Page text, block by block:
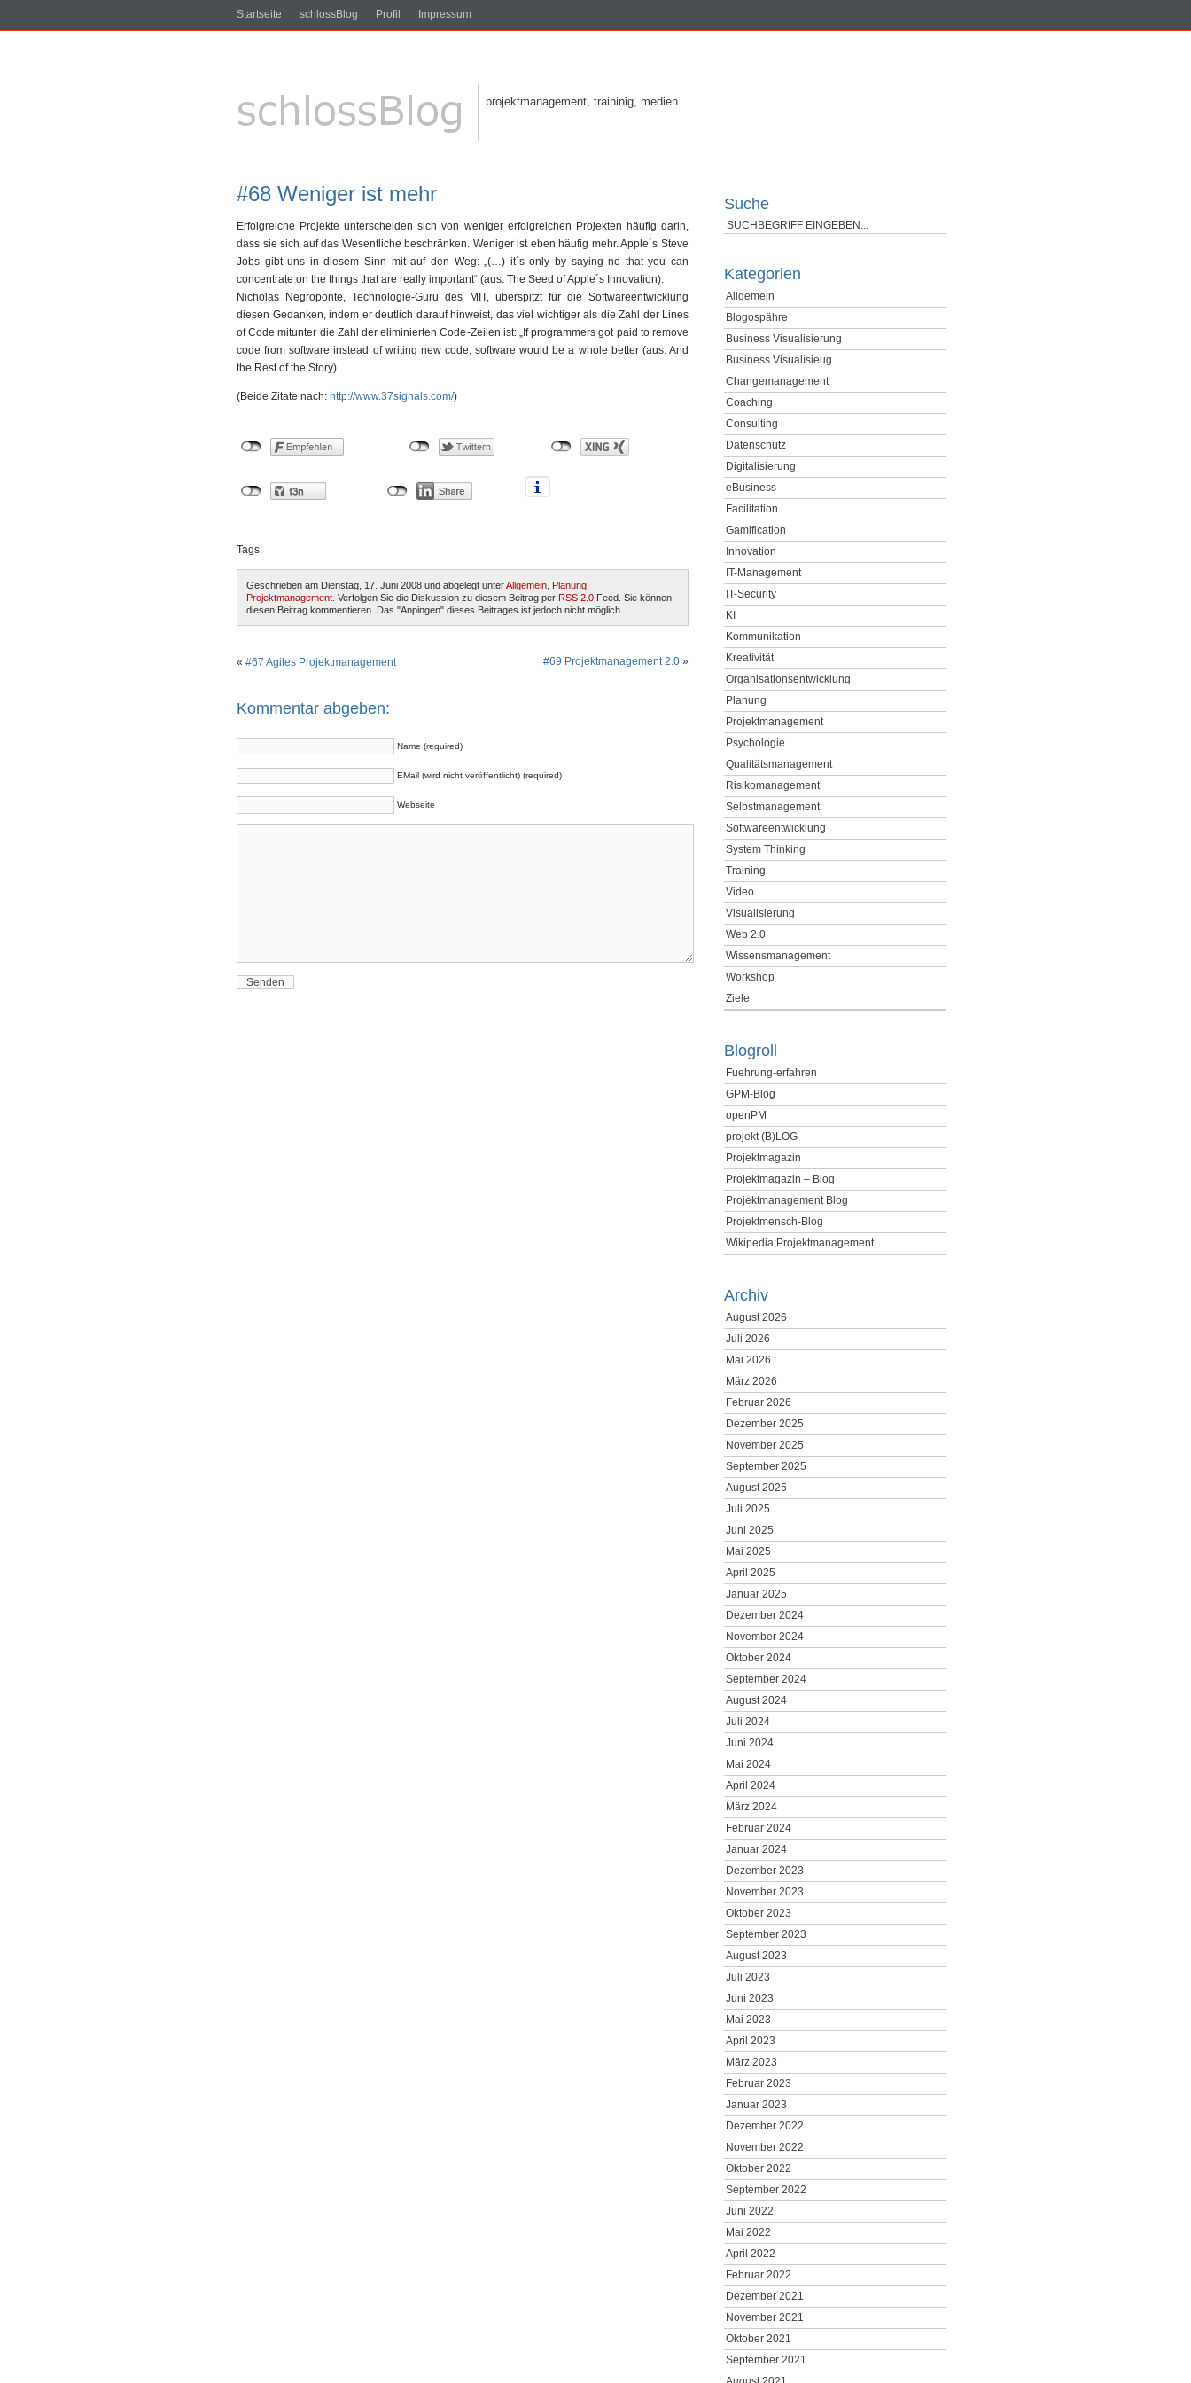
Startseite schlossBlog Profil Impressum
projektmanagement, traininig, medien
#68 Weniger ist mehr
Erfolgreiche Projekte unterscheiden sich von weniger erfolgreichen Projekten häufig darin,
dass sie sich auf das Wesentliche beschränken. Weniger ist eben häufig mehr. Apple´s Steve
Jobs gibt uns in diesem Sinn mit auf den Weg: „(…) it´s only by saying no that you can
concentrate on the things that are really important“ (aus: The Seed of Apple´s Innovation).
Nicholas Negroponte, Technologie-Guru des MIT, überspitzt für die Softwareentwicklung
diesen Gedanken, indem er deutlich darauf hinweist, das viel wichtiger als die Zahl der Lines
of Code mitunter die Zahl der eliminierten Code-Zeilen ist: „If programmers got paid to remove
code from software instead of writing new code, software would be a whole better (aus: And
the Rest of the Story).
(Beide Zitate nach: http://www.37signals.com/)
Tags:
Geschrieben am Dienstag, 17. Juni 2008 und abgelegt unterAllgemein Planung
Projektmanagement . Verfolgen Sie die Diskussion zu diesem Beitrag per RSS 2.0 Feed. Sie können
diesen Beitrag kommentieren. Das "Anpingen" dieses Beitrages ist jedoch nicht möglich.
« #67 Agiles Projektmanagement #69 Projektmanagement 2.0 »
Kommentar abgeben:
Name (required)
EMail (wird nicht veröffentlicht) (required)
Webseite
Suche
Kategorien
Allgemein
Blogospähre
Business Visualisierung
Business Visualísieug
Changemanagement
Coaching
Consulting
Datenschutz
Digitalisierung
eBusiness
Facilitation
Gamification
Innovation
IT-Management
IT-Security
KI
Kommunikation
Kreativität
Organisationsentwicklung
Planung
Projektmanagement
Psychologie
Qualitätsmanagement
Risikomanagement
Selbstmanagement
Softwareentwicklung
System Thinking
Training
Video
Visualisierung
Web 2.0
Wissensmanagement
Workshop
Ziele
Blogroll
Fuehrung-erfahren
GPM-Blog
openPM
projekt (B)LOG
Projektmagazin
Projektmagazin – Blog
Projektmanagement Blog
Projektmensch-Blog
Wikipedia:Projektmanagement
Archiv
August 2026
Juli 2026
Mai 2026
März 2026
Februar 2026
Dezember 2025
November 2025
September 2025
August 2025
Juli 2025
Juni 2025
Mai 2025
April 2025
Januar 2025
Dezember 2024
November 2024
Oktober 2024
September 2024
August 2024
Juli 2024
Juni 2024
Mai 2024
April 2024
März 2024
Februar 2024
Januar 2024
Dezember 2023
November 2023
Oktober 2023
September 2023
August 2023
Juli 2023
Juni 2023
Mai 2023
April 2023
März 2023
Februar 2023
Januar 2023
Dezember 2022
November 2022
Oktober 2022
September 2022
Juni 2022
Mai 2022
April 2022
Februar 2022
Dezember 2021
November 2021
Oktober 2021
September 2021